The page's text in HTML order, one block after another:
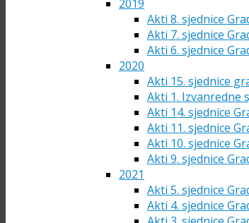
2019
Akti 8. sjednice
Akti 7. sjednice
Akti 6. sjednice
2020
Akti 15. sjednice
Akti 1. Izvanredne
Akti 14. sjednice
Akti 11. sjednice
Akti 10. sjednice
Akti 9. sjednice
2021
Akti 5. sjednice
Akti 4. sjednice